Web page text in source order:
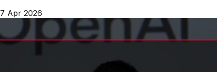
7 Apr 2026